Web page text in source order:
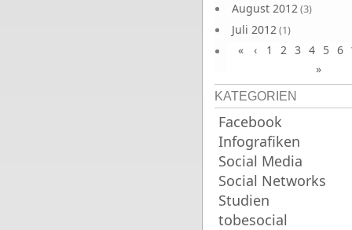
August 2012(3)
Juli 2012(1)
Juni 2012(4)
« ‹ 1 2 3 4 5 6
»
KATEGORIEN
Facebook
Infografiken
Social Media
Social Networks
Studien
tobesocial